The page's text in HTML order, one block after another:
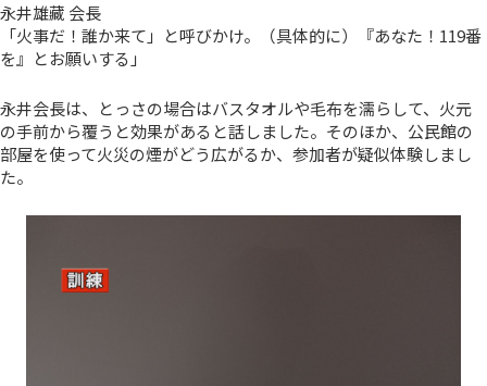
永井雄藏 会長
「火事だ！誰か来て」と呼びかけ。（具体的に）『あなた！119番
を』とお願いする」
永井会長は、とっさの場合はバスタオルや毛布を濡らして、火元
の手前から覆うと効果があると話しました。そのほか、公民館の
部屋を使って火災の煙がどう広がるか、参加者が疑似体験しまし
た。